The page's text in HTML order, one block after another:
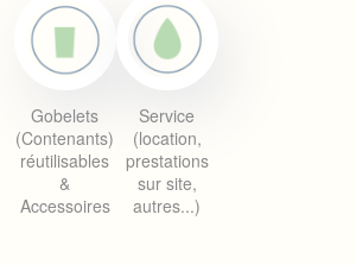
LOCATION DE
LOCATION DE
PRESTATIONS SUR
ENGAGEMENTS
L’HISTOIRE D’ESPRIT
TRAVAILLER CHEZ ESPRIT
Gobelets
(Contenants)
réutilisables
&
Accessoires
Service
(location,
prestations
sur site,
autres...)